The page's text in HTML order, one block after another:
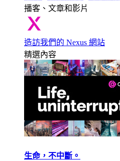
播客、文章和影片
造訪我們的 Nexus 網站
精選內容
生命，不中斷。